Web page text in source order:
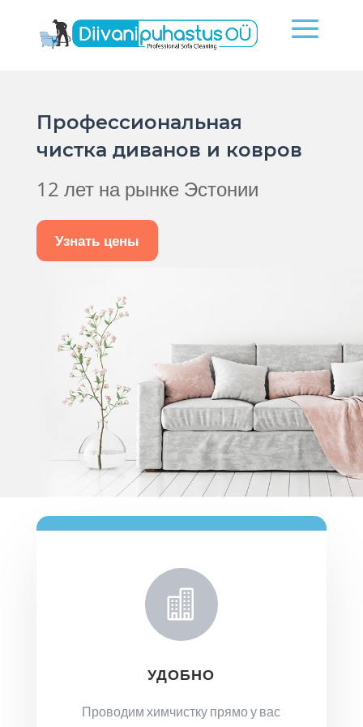
Профессиональная
чистка диванов и ковров
12 лет на рынке Эстонии
Узнать цены

УДОБНО
Проводим химчистку прямо у вас